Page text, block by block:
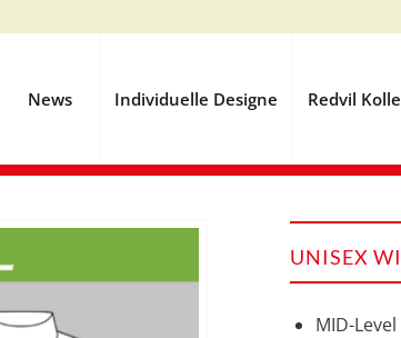
News Individuelle Designe Redvil
UNISEX
MID-Level